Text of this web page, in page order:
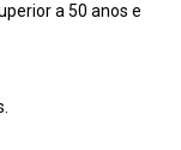
a 50 anos e